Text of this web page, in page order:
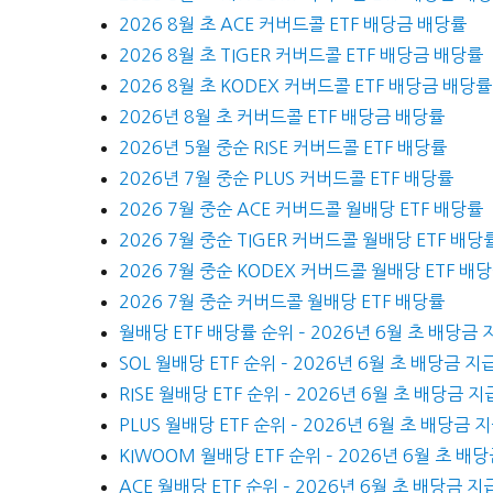
2026 8월 초 ACE 커버드콜 ETF 배당금 배당률
2026 8월 초 TIGER 커버드콜 ETF 배당금 배당률
2026 8월 초 KODEX 커버드콜 ETF 배당금 배당률
2026년 8월 초 커버드콜 ETF 배당금 배당률
2026년 5월 중순 RISE 커버드콜 ETF 배당률
2026년 7월 중순 PLUS 커버드콜 ETF 배당률
2026 7월 중순 ACE 커버드콜 월배당 ETF 배당률
2026 7월 중순 TIGER 커버드콜 월배당 ETF 배당
2026 7월 중순 KODEX 커버드콜 월배당 ETF 배
2026 7월 중순 커버드콜 월배당 ETF 배당률
월배당 ETF 배당률 순위 – 2026년 6월 초 배당금
SOL 월배당 ETF 순위 – 2026년 6월 초 배당금 지
RISE 월배당 ETF 순위 – 2026년 6월 초 배당금 지
PLUS 월배당 ETF 순위 – 2026년 6월 초 배당금
KIWOOM 월배당 ETF 순위 – 2026년 6월 초 배당
ACE 월배당 ETF 순위 – 2026년 6월 초 배당금 지